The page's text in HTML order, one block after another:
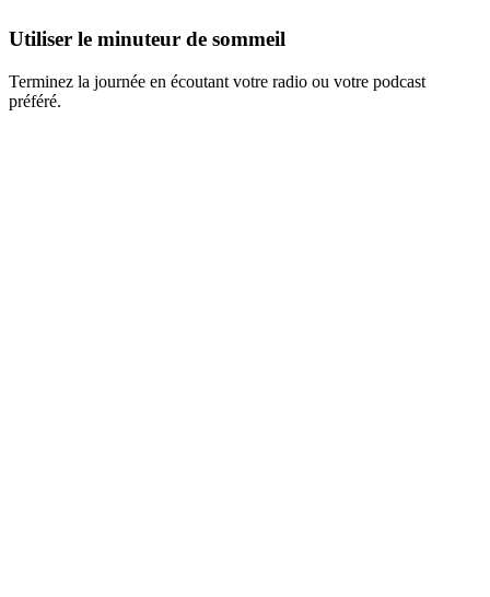
Utiliser le minuteur de sommeil
Terminez la journée en écoutant votre radio ou votre podcast
préféré.